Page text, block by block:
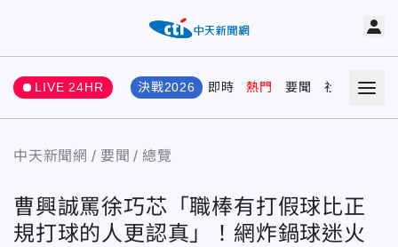
LIVE 24HR 決戰2026 即時 熱門 要聞 社會 娛樂
中天新聞網 要聞 總覽
曹興誠罵徐巧芯「職棒有打假球比正
規打球的人更認真」！網炸鍋球迷火